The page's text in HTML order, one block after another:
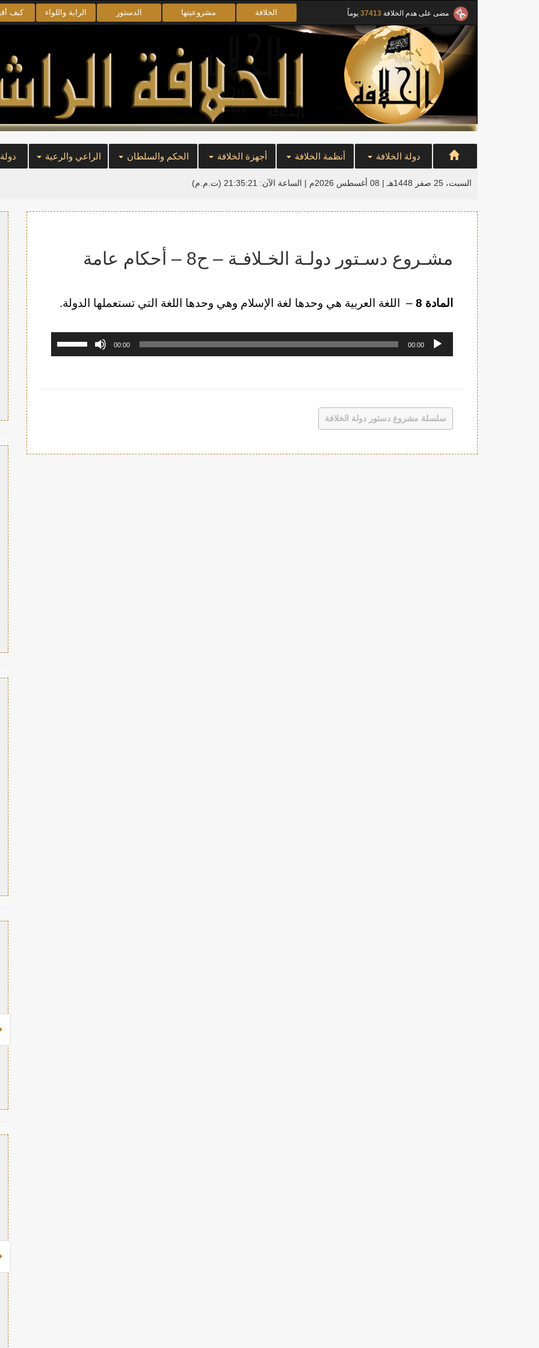
مضى على هدم الخلافة 37413 يوماً الخلافة مشروعيتها الدستور الراية واللواء كيف
دولة الخلافة أنظمة الخلافة أجهزة الخلافة الحكم والسلطان الراعي والرعية
السبت، 25 صفر 1448هـ | 08 أغسطس 2026م | الساعة الآن: 21:35:22 (ت.م.م)
مشـروع دسـتور دولـة الخـلافـة – ح8 – أحكام عامة
المادة 8 – اللغة العربية هي وحدها لغة الإسلام وهي وحدها اللغة التي تستعملها الدولة.
مشغل
00:00
00:00
مستوى
سلسلة مشروع دستور دولة الخلافة